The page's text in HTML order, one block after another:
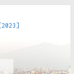
[2020]